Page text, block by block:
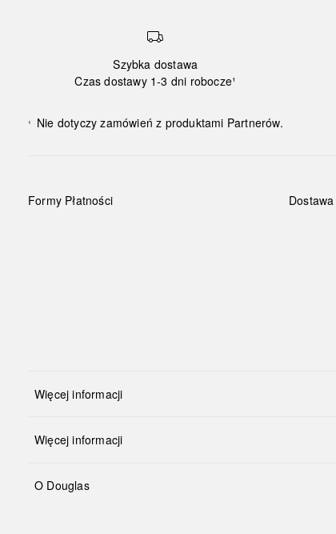
Szybka dostawa
Czas dostawy 1-3 dni robocze¹
¹ Nie dotyczy zamówień z produktami Partnerów.
Formy Płatności Dostawa
Więcej informacji
Więcej informacji
O Douglas